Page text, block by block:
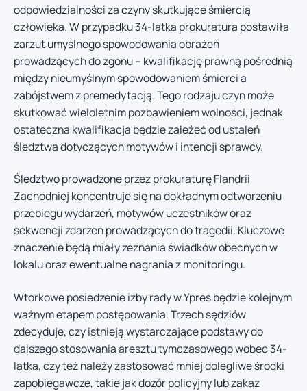
odpowiedzialności za czyny skutkujące śmiercią
człowieka. W przypadku 34-latka prokuratura postawiła
zarzut umyślnego spowodowania obrażeń
prowadzących do zgonu – kwalifikację prawną pośrednią
między nieumyślnym spowodowaniem śmierci a
zabójstwem z premedytacją. Tego rodzaju czyn może
skutkować wieloletnim pozbawieniem wolności, jednak
ostateczna kwalifikacja będzie zależeć od ustaleń
śledztwa dotyczących motywów i intencji sprawcy.
Śledztwo prowadzone przez prokuraturę Flandrii
Zachodniej koncentruje się na dokładnym odtworzeniu
przebiegu wydarzeń, motywów uczestników oraz
sekwencji zdarzeń prowadzących do tragedii. Kluczowe
znaczenie będą miały zeznania świadków obecnych w
lokalu oraz ewentualne nagrania z monitoringu.
Wtorkowe posiedzenie izby rady w Ypres będzie kolejnym
ważnym etapem postępowania. Trzech sędziów
zdecyduje, czy istnieją wystarczające podstawy do
dalszego stosowania aresztu tymczasowego wobec 34-
latka, czy też należy zastosować mniej dolegliwe środki
zapobiegawcze, takie jak dozór policyjny lub zakaz